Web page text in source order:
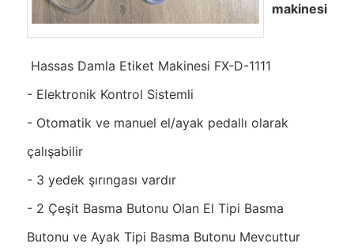
makinesi
Hassas Damla Etiket Makinesi FX-D-1111
- Elektronik Kontrol Sistemli
- Otomatik ve manuel el/ayak pedallı olarak
çalışabilir
- 3 yedek şırıngası vardır
- 2 Çeşit Basma Butonu Olan El Tipi Basma
Butonu ve Ayak Tipi Basma Butonu Mevcuttur